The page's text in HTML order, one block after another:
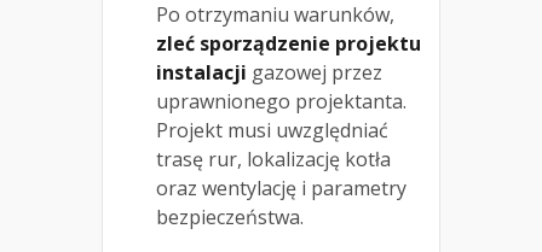
Po otrzymaniu warunków,
zleć sporządzenie projektu
instalacji gazowej przez
uprawnionego projektanta.
Projekt musi uwzględniać
trasę rur, lokalizację kotła
oraz wentylację i parametry
bezpieczeństwa.